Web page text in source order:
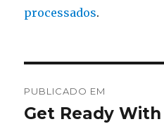
processados.
de
PUBLICADO EM
Get Ready